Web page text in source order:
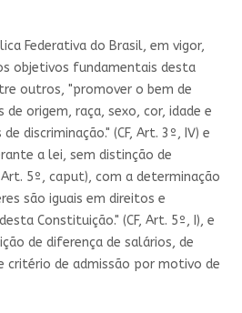
Federativa do Brasil, em vigor,
objetivos fundamentais desta
outros, "promover o bem de
origem, raça, sexo, cor, idade e
discriminação." (CF, Art. 3º, IV) e
a lei, sem distinção de
Art. 5º, caput), com a determinação
são iguais em direitos e
Constituição." (CF, Art. 5º, I), e
de diferença de salários, de
critério de admissão por motivo de